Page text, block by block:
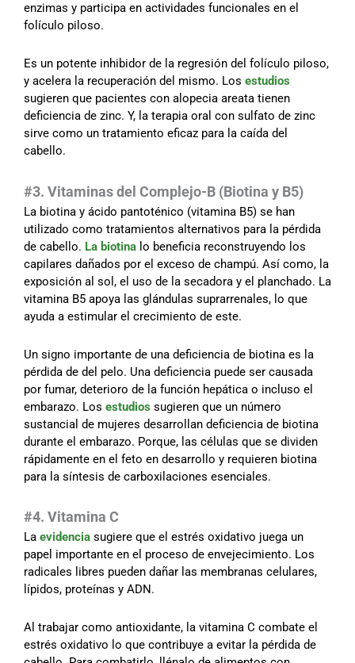
enzimas y participa en actividades funcionales en el
folículo piloso.
Es un potente inhibidor de la regresión del folículo piloso,
y acelera la recuperación del mismo. Los estudios
sugieren que pacientes con alopecia areata tienen
deficiencia de zinc. Y, la terapia oral con sulfato de zinc
sirve como un tratamiento eficaz para la caída del
cabello.
#3. Vitaminas del Complejo-B (Biotina y B5)
La biotina y ácido pantoténico (vitamina B5) se han
utilizado como tratamientos alternativos para la pérdida
de cabello. La biotina lo beneficia reconstruyendo los
capilares dañados por el exceso de champú. Así como, la
exposición al sol, el uso de la secadora y el planchado. La
vitamina B5 apoya las glándulas suprarrenales, lo que
ayuda a estimular el crecimiento de este.
Un signo importante de una deficiencia de biotina es la
pérdida de del pelo. Una deficiencia puede ser causada
por fumar, deterioro de la función hepática o incluso el
embarazo. Los estudios sugieren que un número
sustancial de mujeres desarrollan deficiencia de biotina
durante el embarazo. Porque, las células que se dividen
rápidamente en el feto en desarrollo y requieren biotina
para la síntesis de carboxilaciones esenciales.
#4. Vitamina C
La evidencia sugiere que el estrés oxidativo juega un
papel importante en el proceso de envejecimiento. Los
radicales libres pueden dañar las membranas celulares,
lípidos, proteínas y ADN.
Al trabajar como antioxidante, la vitamina C combate el
estrés oxidativo lo que contribuye a evitar la pérdida de